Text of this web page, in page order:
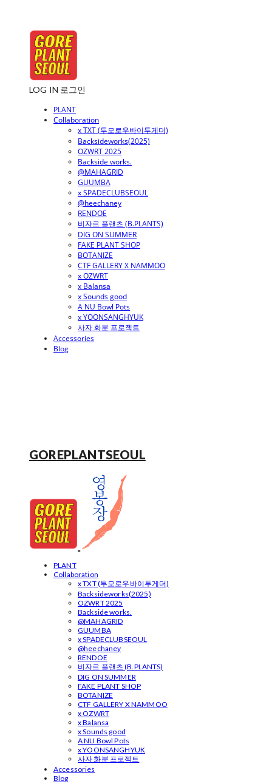
LOG IN 로그인
PLANT
Collaboration
x TXT (투모로우바이투게더)
Backsideworks(2025)
OZWRT 2025
Backside works.
@MAHAGRID
GUUMBA
x SPADECLUBSEOUL
@heechaney
RENDOE
비자르 플랜츠 (B.PLANTS)
DIG ON SUMMER
FAKE PLANT SHOP
BOTANIZE
CTF GALLERY X NAMMOO
x OZWRT
x Balansa
x Sounds good
A NU Bowl Pots
x YOONSANGHYUK
사자 화분 프로젝트
Accessories
Blog
GOREPLANTSEOUL
PLANT
Collaboration
x TXT (투모로우바이투게더)
Backsideworks(2025)
OZWRT 2025
Backside works.
@MAHAGRID
GUUMBA
x SPADECLUBSEOUL
@heechaney
RENDOE
비자르 플랜츠 (B.PLANTS)
DIG ON SUMMER
FAKE PLANT SHOP
BOTANIZE
CTF GALLERY X NAMMOO
x OZWRT
x Balansa
x Sounds good
A NU Bowl Pots
x YOONSANGHYUK
사자 화분 프로젝트
Accessories
Blog